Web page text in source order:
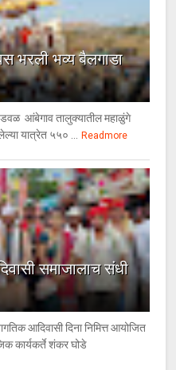
भरली भव्य बैलगाडा
आंबेगाव तालुक्यातील महाळुंगे
यात्रेत ५५० ... Readmore
समाजालाच संधी
आदिवासी दिना निमित्त आयोजित
कार्यकर्ते शंकर घोडे